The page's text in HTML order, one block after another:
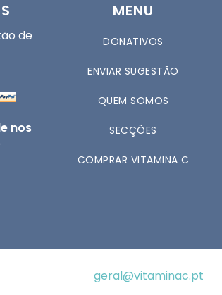
de
nos
MENU
DONATIVOS
ENVIAR SUGESTÃO
QUEM SOMOS
SECÇÕES
COMPRAR VITAMINA C
geral@vitaminac.pt